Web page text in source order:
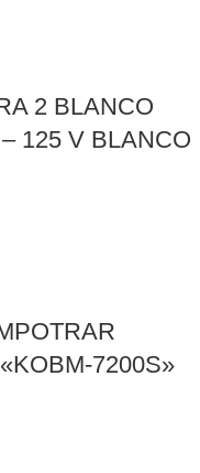
2 BLANCO
125 V BLANCO
7200S»